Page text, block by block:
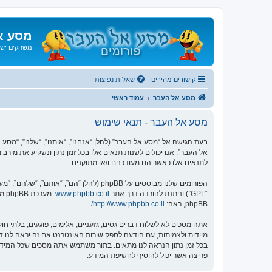
מסע
משחקים
קישורים מהירים שאלות נפוצות
מסע אל העבר עמוד ראשי
מסע אל העבר - תנאי שימוש
אל העבר”. אנו יכולים לשנות תנאים אלו בכל זמן נתון ונשקיע את
לתנאים אלו כאשר הם מעודכנים ו/או מתוקנים.
הפורומים שלנו מבוססים על phpBB (להלן “הם”, “אותם”, “שלהם”, “מערכת phpBB”, “www.phpbb.co.il”, “קבוצת phpBB”, “צוות phpBB הישראלי”) אשר הינה מערכת בולטיין המשוחררת תחת הסכם “
“GPL”) וניתנת להורדה דרך אתר
www.phpbb.co.il
phpBB, ראה:
http://www.phpbb.co.il/
.
אתה מסכים לא לשלוח דברים גסים, גזעניים, אלימים, פוגעים,
פריצה אשר יכול להוסיף לחשיפת המידע.